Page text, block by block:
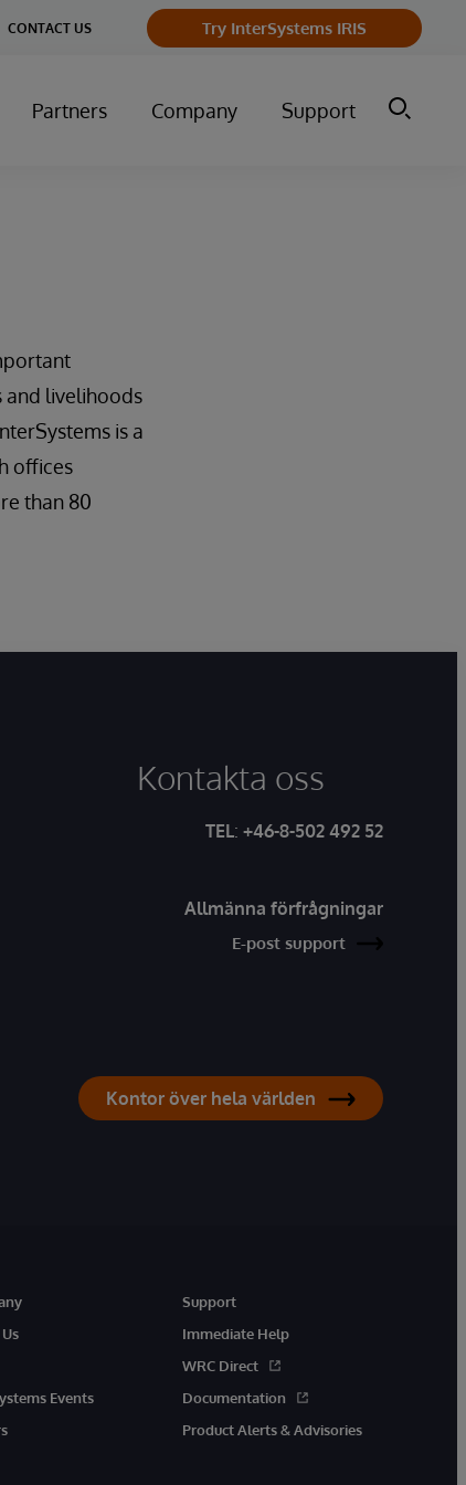
CONTACT US Try InterSystems IRIS
Partners Company Support
and livelihoods
is a
offices
than 80
Kontakta oss
TEL: +46-8-502 492 52
Allmänna förfrågningar
E-post support
Kontor över hela världen
Events
Support
Immediate Help
WRC Direct
Documentation
Product Alerts & Advisories